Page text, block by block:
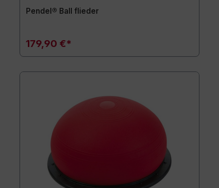
Pendel® Ball flieder
179,90 €*